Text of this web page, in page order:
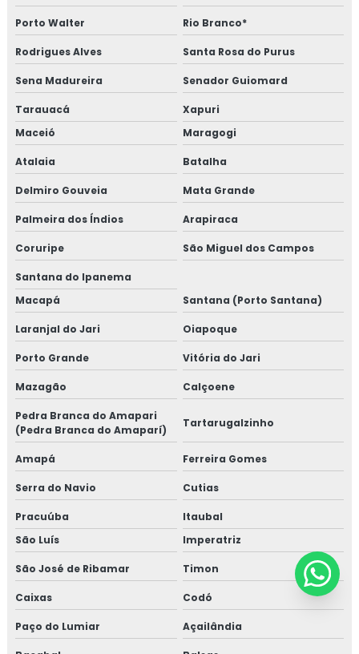
Porto Walter Rio Branco*
Rodrigues Alves Santa Rosa do Purus
Sena Madureira Senador Guiomard
Tarauacá
Xapuri
Maceió
Maragogi
Atalaia Batalha
Delmiro Gouveia Mata Grande
Palmeira dos Índios Arapiraca
Coruripe São Miguel dos Campos
Santana do Ipanema
Macapá
Santana (Porto Santana)
Laranjal do Jari Oiapoque
Porto Grande Vitória do Jari
Mazagão Calçoene
Pedra Branca do Amapari
(Pedra Branca do Amaparí)
Tartarugalzinho
Amapá Ferreira Gomes
Serra do Navio Cutias
Pracuúba
Itaubal
São Luís
Imperatriz
São José de Ribamar Timon
Caixas Codó
Paço do Lumiar Açailândia